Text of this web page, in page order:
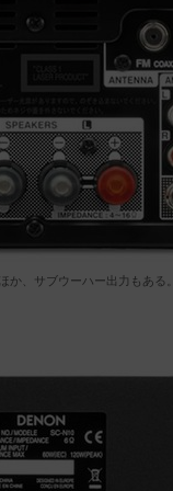
、サブウーハー出力もある。